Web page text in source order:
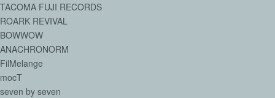
TACOMA FUJI RECORDS
ROARK REVIVAL
BOWWOW
ANACHRONORM
FilMelange
mocT
seven by seven